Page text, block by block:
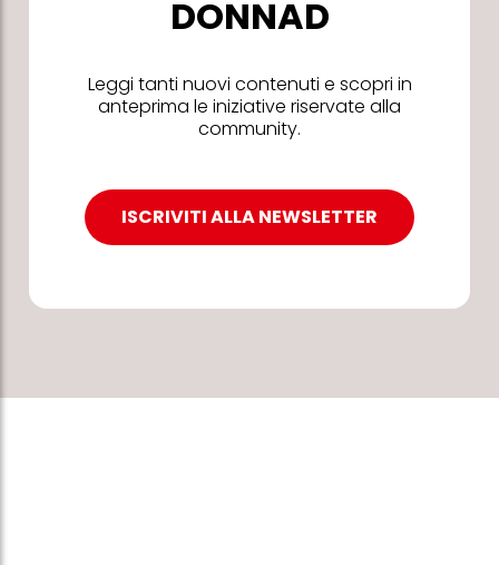
DONNAD
Leggi tanti nuovi contenuti e scopri in
anteprima le iniziative riservate alla
community.
ISCRIVITI ALLA NEWSLETTER